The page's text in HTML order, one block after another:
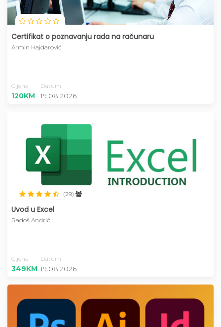
Certifikat o poznavanju rada na računaru
Armin Hajdarović
Cijena Datum
120KM 19.08.2026.
(29)
Uvod u Excel
Radoš Andrić
Cijena Datum
349KM 19.08.2026.